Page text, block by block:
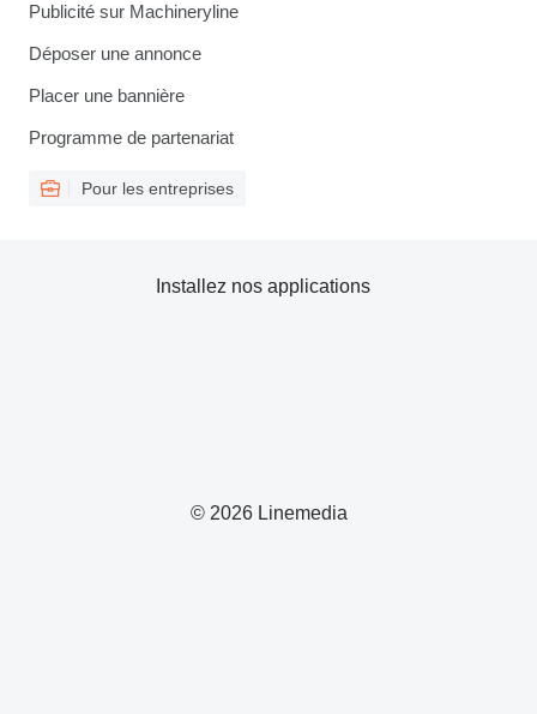
Publicité sur Machineryline
Déposer une annonce
Placer une bannière
Programme de partenariat
Pour les entreprises
© 2026 Linemedia
Installez nos applications